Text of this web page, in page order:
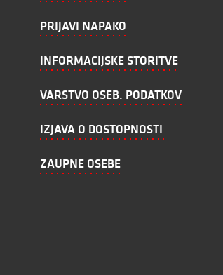
PRIJAVI NAPAKO
INFORMACIJSKE STORITVE
VARSTVO OSEB. PODATKOV
IZJAVA O DOSTOPNOSTI
ZAUPNE OSEBE